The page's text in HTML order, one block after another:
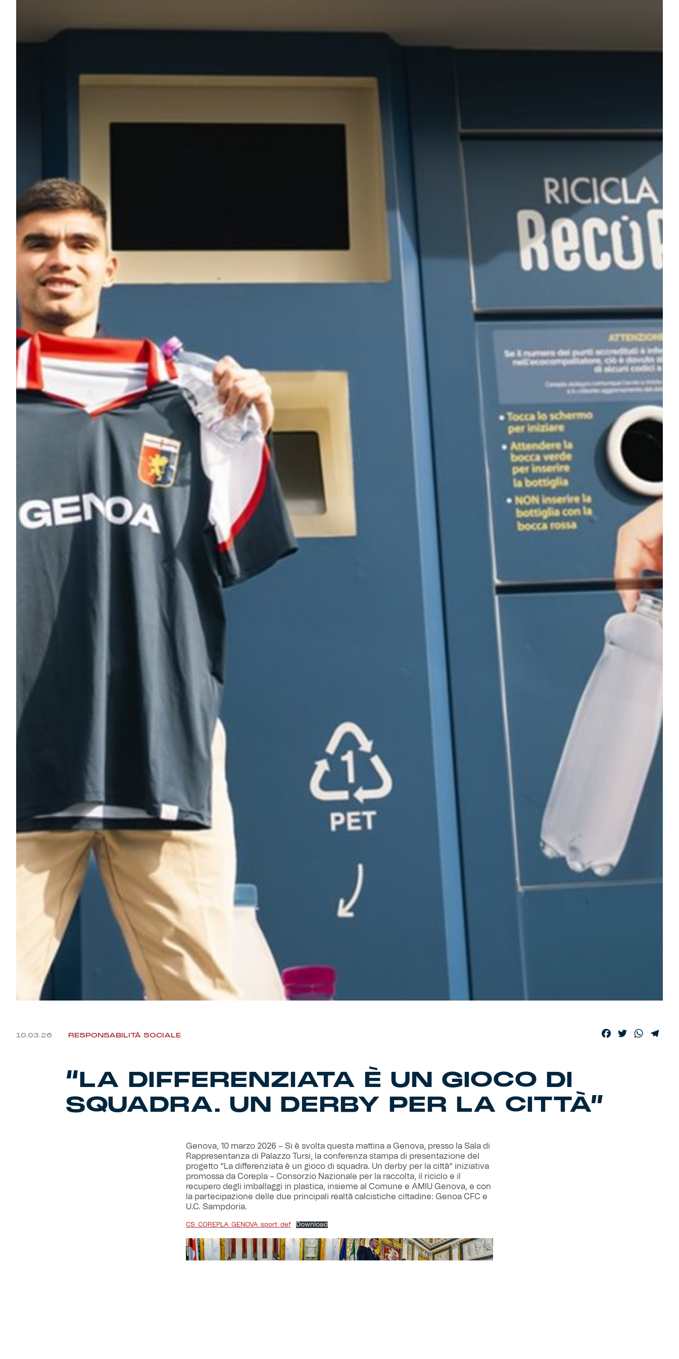
Vintage Collection
Caffè Boasi x Genoa
Helan x Genoa
Isolani x Genoa
Gift Card Online Store
Fortissimo batte il mio cuor
10.03.26 RESPONSABILITÀ SOCIALE Facebook
Twitter
“LA DIFFERENZIATA È UN GIOCO DI
SQUADRA. UN DERBY PER LA CITTÀ”
Genova, 10 marzo 2026 – Si è svolta questa mattina a Genova, presso la Sala di
Rappresentanza di Palazzo Tursi, la conferenza stampa di presentazione del
progetto “La differenziata è un gioco di squadra. Un derby per la città” iniziativa
promossa da Corepla – Consorzio Nazionale per la raccolta, il riciclo e il
recupero degli imballaggi in plastica, insieme al Comune e AMIU Genova, e con
la partecipazione delle due principali realtà calcistiche cittadine: Genoa CFC e
U.C. Sampdoria.
CS_COREPLA_GENOVA_sport_def Download